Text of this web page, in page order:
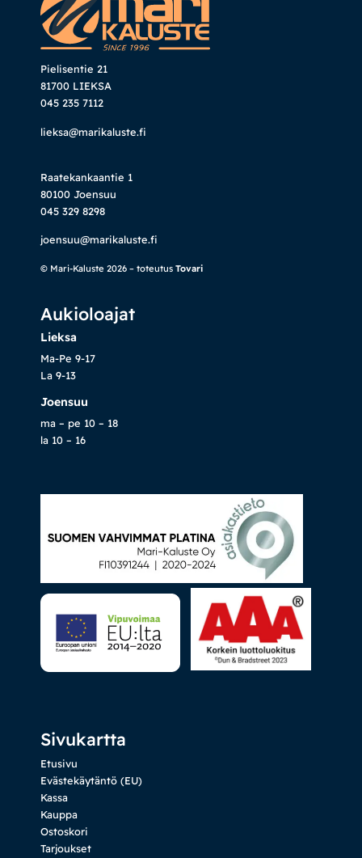
Pielisentie 21
81700 LIEKSA
045 235 7112
lieksa@marikaluste.fi
Raatekankaantie 1
80100 Joensuu
045 329 8298
joensuu@marikaluste.fi
© Mari-Kaluste 2026 – toteutus Tovari
Aukioloajat
Lieksa
Ma-Pe 9-17
La 9-13
Joensuu
ma – pe 10 – 18
la 10 – 16
Sivukartta
Etusivu
Evästekäytäntö (EU)
Kassa
Kauppa
Ostoskori
Tarjoukset